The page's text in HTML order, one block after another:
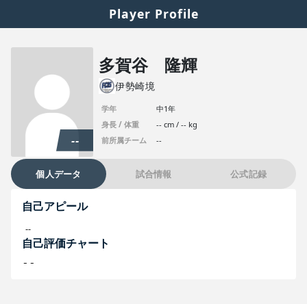
Player Profile
--
多賀谷 隆輝
伊勢崎境
学年
中1年
身長 / 体重
-- cm / -- kg
前所属チーム
--
個人データ 試合情報 公式記録
自己アピール
--
自己評価チャート
--